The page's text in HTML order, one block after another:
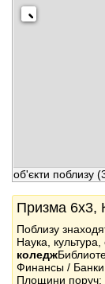
об'єкти поблизу
Призма 6x3,
Поблизу
Наука,
коледж
Финансы /
Площини поруч: